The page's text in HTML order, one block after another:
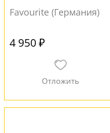
Favourite (Германия)
4 950 ₽